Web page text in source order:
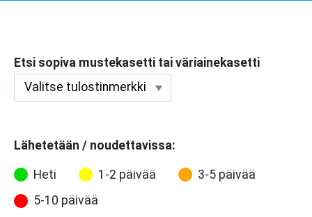
Etsi sopiva mustekasetti tai väriainekasetti
Lähetetään / noudettavissa:
Heti 1-2 päivää
3-5 päivää
5-10 päivää